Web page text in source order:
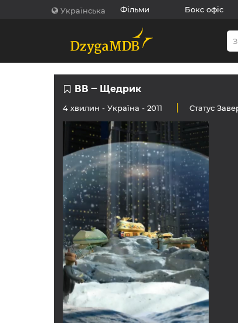
Українська Фільми Бокс офіс
ВВ ‒ Щедрик
4 хвилин - Україна - 2011 Статус